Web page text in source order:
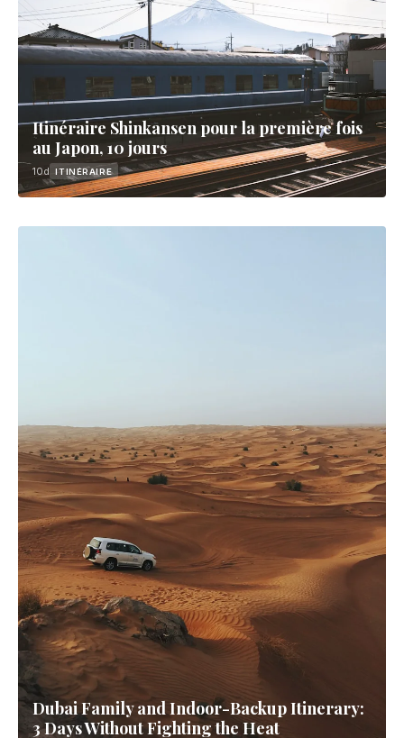
Itinéraire Shinkansen pour la première fois
au Japon, 10 jours
10d ITINÉRAIRE
Dubai Family and Indoor-Backup Itinerary:
3 Days Without Fighting the Heat